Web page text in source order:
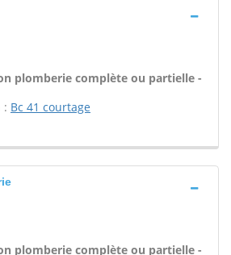
plomberie complète ou partielle -
: Bc 41 courtage
plomberie complète ou partielle -